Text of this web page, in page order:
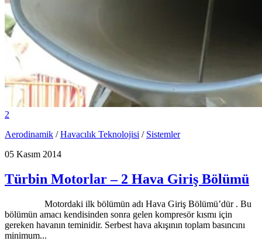
2
Aerodinamik /Havacılık Teknolojisi / Sistemler
05 Kasım 2014
Türbin Motorlar – 2 Hava Giriş Bölümü
Motordaki ilk bölümün adı Hava Giriş Bölümü’dür . Bu
bölümün amacı kendisinden sonra gelen kompresör kısmı için
gereken havanın teminidir. Serbest hava akışının toplam basıncını
minimum...